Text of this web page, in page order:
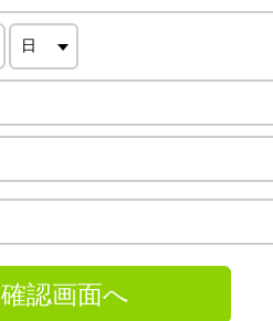
確認画面へ